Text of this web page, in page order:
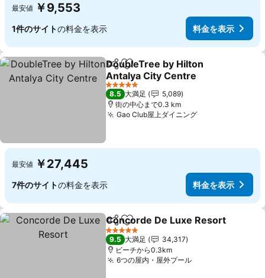
最安値 ￥9,553
1件のサイトの料金を表示 料金を表示
シェアお気に入りに追加
DoubleTree by Hilton
Antalya City Centre
料金を表示
5 ホテルのランク
8.5 大満足
5,089
街の中心まで0.3 km
Gao Club屋上ダイニング
最安値 ￥27,445
7件のサイトの料金を表示 料金を表示
シェアお気に入りに追加
Concorde De Luxe Resort
5 ホテルのランク
9.5 大満足
34,317
ビーチから0.3km
6つの屋内・屋外プール料金を表示